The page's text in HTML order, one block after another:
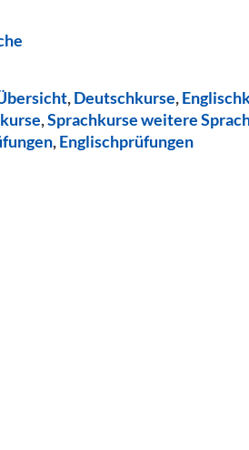
,Deutschkurse,
,Sprachkurse weitere
,Englischprüfungen